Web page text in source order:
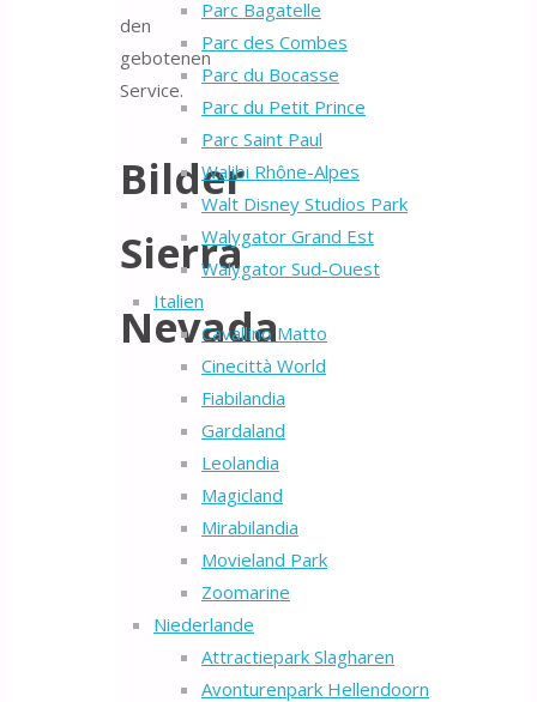
Parc Bagatelle
Parc des Combes
Parc du Bocasse
Parc du Petit Prince
Parc Saint Paul
Walibi Rhône-Alpes
Walt Disney Studios Park
Walygator Grand Est
Walygator Sud-Ouest
Italien
Cavallino Matto
Cinecittà World
Fiabilandia
Gardaland
Leolandia
Magicland
Mirabilandia
Movieland Park
Zoomarine
Niederlande
Attractiepark Slagharen
Avonturenpark Hellendoorn
den
gebotenen
Service.
Bilder
Sierra
Nevada